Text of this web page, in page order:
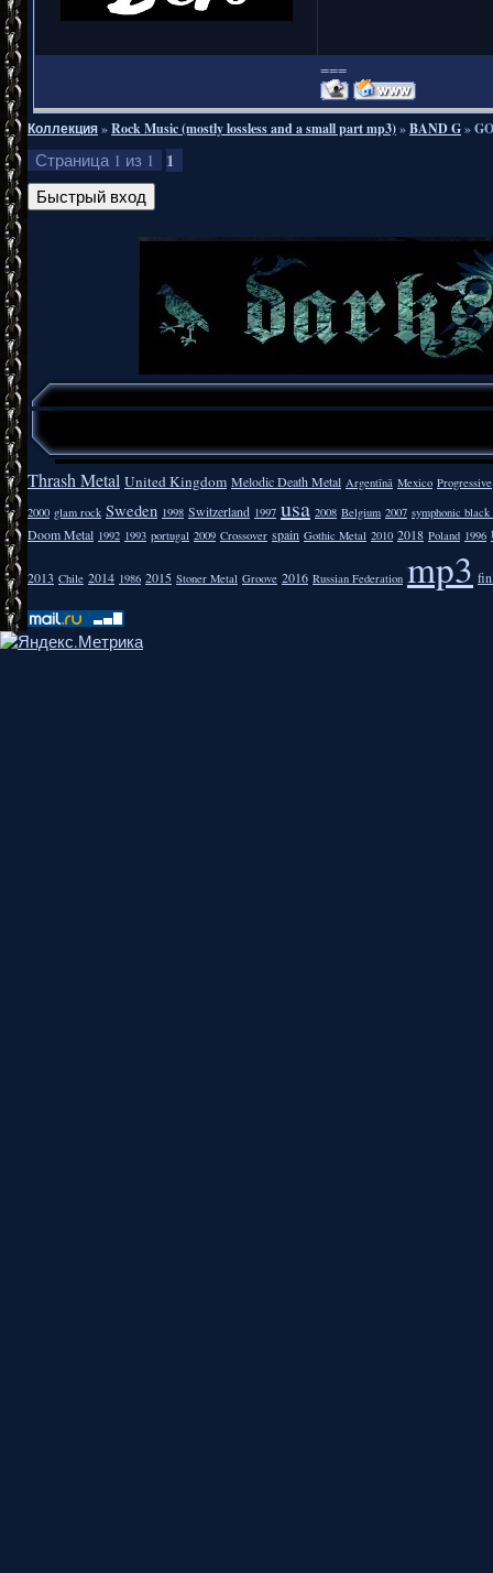
===
Коллекция»Rock Music (mostly lossless and a small part mp3)»BAND G»
Страница 1 из 1 1
Thrash Metal United Kingdom Melodic Death Metal Argentīnā Mexico Progressive
2000 glam rock Sweden 1998 Switzerland 1997 usa 2008 Belgium 2007 symphonic
Doom Metal 1992 1993 portugal 2009 Crossover spain Gothic Metal 2010 2018 Poland 1996
2013 Chile 2014 1986 2015 Stoner Metal Groove 2016 Russian Federation mp3